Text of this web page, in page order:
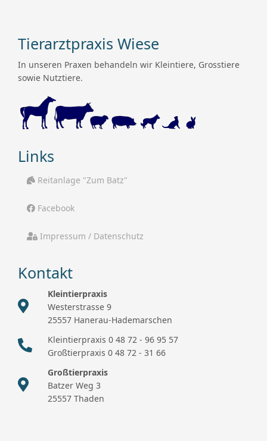
Tierarztpraxis Wiese
In unseren Praxen behandeln wir Kleintiere, Grosstiere
sowie Nutztiere.
Links
Reitanlage "Zum Batz"
Facebook
Impressum / Datenschutz
Kontakt
Kleintierpraxis
Westerstrasse 9
25557 Hanerau-Hademarschen
Kleintierpraxis 0 48 72 - 96 95 57
Großtierpraxis 0 48 72 - 31 66
Großtierpraxis
Batzer Weg 3
25557 Thaden